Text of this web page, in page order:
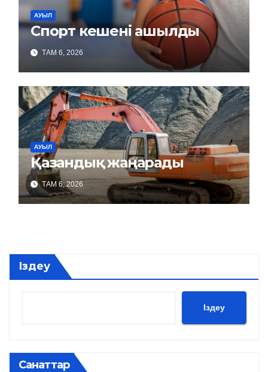
АУЫЛ
Спорт кешені ашылды
ТАМ 6, 2026
АУЫЛ
Қазандық жаңарады
ТАМ 6, 2026
Іздеу
Іздеу
Санаттар